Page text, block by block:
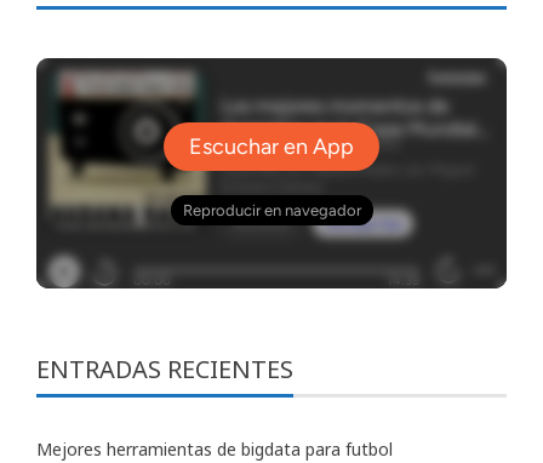
ENTRADAS RECIENTES
Mejores herramientas de bigdata para futbol